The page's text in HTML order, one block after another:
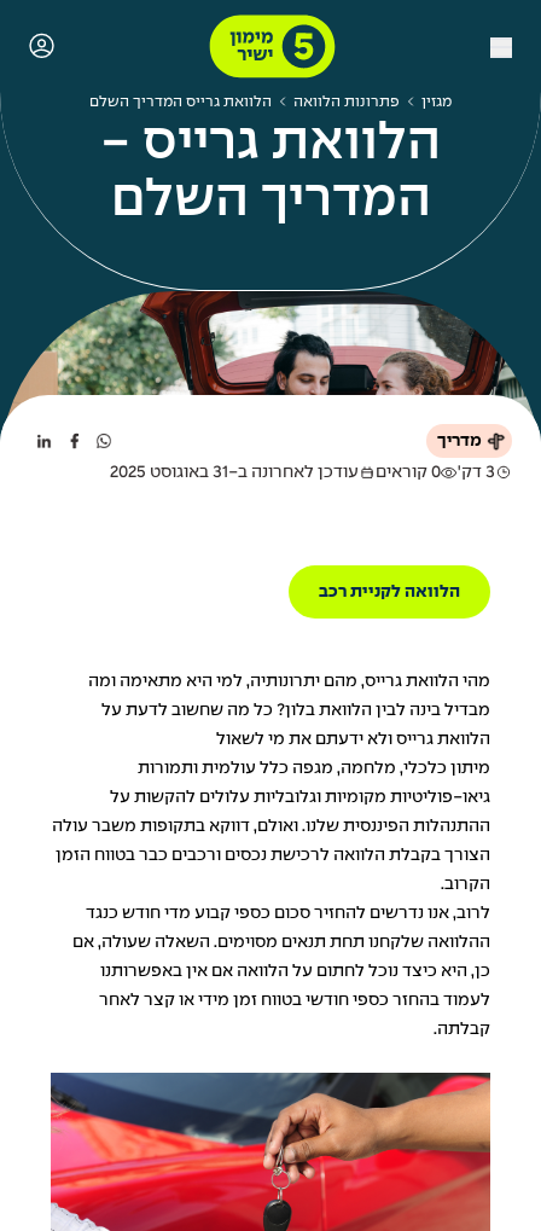
מגזין פתרונות הלוואה הלוואת גרייס המדריך השלם
הלוואת גרייס -
המדריך השלם
מדריך
3 דק'
0 קוראים עודכן לאחרונה ב-31 באוגוסט 2025
הלוואה לקניית רכב
מהי הלוואת גרייס, מהם יתרונותיה, למי היא מתאימה ומה
מבדיל בינה לבין הלוואת בלון? כל מה שחשוב לדעת על
הלוואת גרייס ולא ידעתם את מי לשאול
מיתון כלכלי, מלחמה, מגפה כלל עולמית ותמורות
גיאו-פוליטיות מקומיות וגלובליות עלולים להקשות על
ההתנהלות הפיננסית שלנו. ואולם, דווקא בתקופות משבר עולה
הצורך בקבלת הלוואה לרכישת נכסים ורכבים כבר בטווח הזמן
הקרוב.
לרוב, אנו נדרשים להחזיר סכום כספי קבוע מדי חודש כנגד
ההלוואה שלקחנו תחת תנאים מסוימים. השאלה שעולה, אם
כן, היא כיצד נוכל לחתום על הלוואה אם אין באפשרותנו
לעמוד בהחזר כספי חודשי בטווח זמן מידי או קצר לאחר
קבלתה.